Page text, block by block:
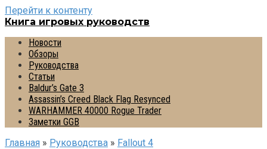
Перейти к контенту
Книга игровых руководств
Новости
Обзоры
Руководства
Статьи
Baldur’s Gate 3
Assassin’s Creed Black Flag Resynced
WARHAMMER 40000 Rogue Trader
Заметки GGB
Главная » Руководства » Fallout 4